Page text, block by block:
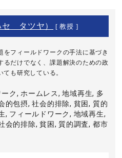
タツヤ） [ 教授 ]
フィールドワークの手法に基づき
るだけでなく、課題解決のための政
も研究している。
ク, ホームレス, 地域再生, 多
的包摂, 社会的排除, 貧困, 質的
, フィールドワーク, 地域再生,
会的排除, 貧困, 質的調査, 都市